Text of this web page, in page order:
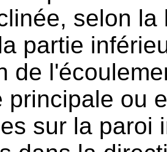
selon
partie
de
principale ou
sur la paroi